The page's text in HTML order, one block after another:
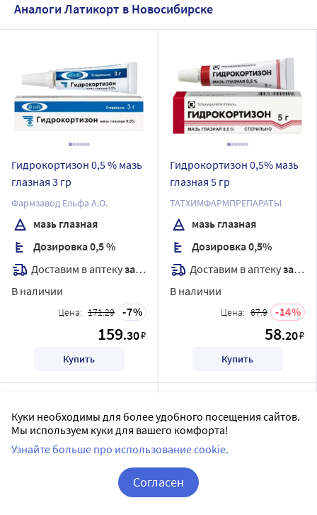
Аналоги Латикорт в Новосибирске
Гидрокортизон 0,5 % мазь
глазная 3 гр
Фармзавод Ельфа А.О.
мазь глазная
Дозировка 0,5 %
Доставим в аптекузавтра
В наличии
Цена: 171.29 7
159.30₽
Купить
Гидрокортизон 0,5% мазь
глазная 5 гр
ТАТХИМФАРМПРЕПАРАТЫ
мазь глазная
Дозировка 0,5%
Доставим в аптекузавтра
В наличии
Цена: 67.9 14
58.20₽
Купить
Куки необходимы для более удобного посещения сайтов.
Мы используем куки для вашего комфорта!
Узнайте больше про использование cookie.
Согласен